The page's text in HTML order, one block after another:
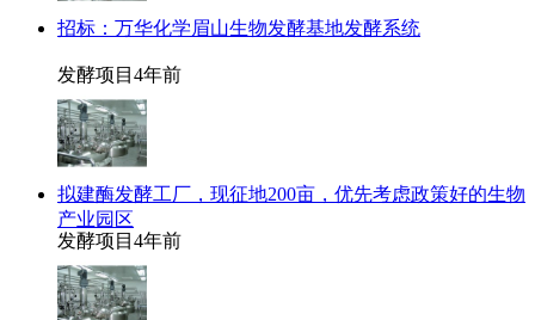
招标：万华化学眉山生物发酵基地发酵系统
发酵项目 4年前
拟建酶发酵工厂，现征地200亩，优先考虑政策好的生物
产业园区
发酵项目 4年前